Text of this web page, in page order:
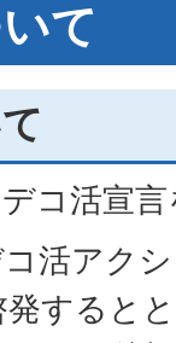
て
コ活宣
活アク
すると